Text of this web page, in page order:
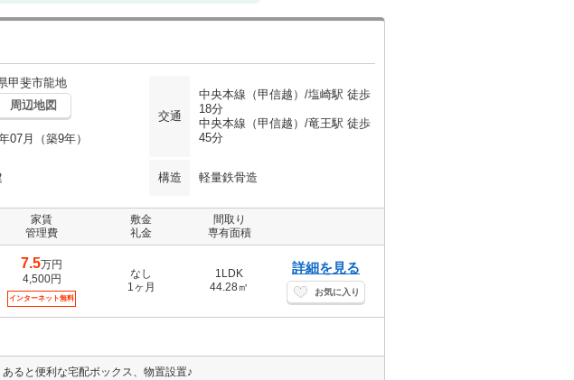
甲斐市龍地
周辺地図
交通
中央本線（甲信越）/塩崎駅 徒歩
18分
中央本線（甲信越）/竜王駅 徒歩
45分
07月（築9年）
構造 軽量鉄骨造
家賃
管理費
敷金
礼金
間取り
専有面積
7.5万円
4,500円
インターネット無料
なし
1ヶ月
1LDK
44.28㎡
詳細を見る
お気に入り
ると便利な宅配ボックス、物置設置♪